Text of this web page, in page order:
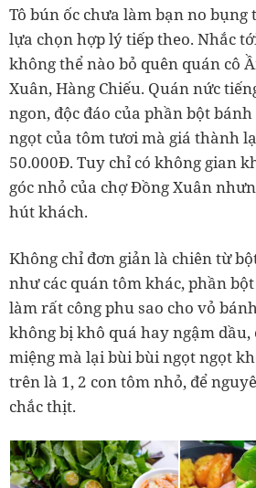
Tô bún ốc chưa làm bạn no bụng
lựa chọn hợp lý tiếp theo. Nhắc
không thể nào bỏ quên quán cô
Xuân, Hàng Chiếu. Quán nức
ngon, độc đáo của phần bột
ngọt của tôm tươi mà giá thành
50.000Đ. Tuy chỉ có không gian
góc nhỏ của chợ Đồng Xuân
hút khách.
Không chỉ đơn giản là chiên từ
như các quán tôm khác, phần
làm rất công phu sao cho vỏ
không bị khô quá hay ngậm
miệng mà lại bùi bùi ngọt ngọt
trên là 1, 2 con tôm nhỏ, để
chắc thịt.